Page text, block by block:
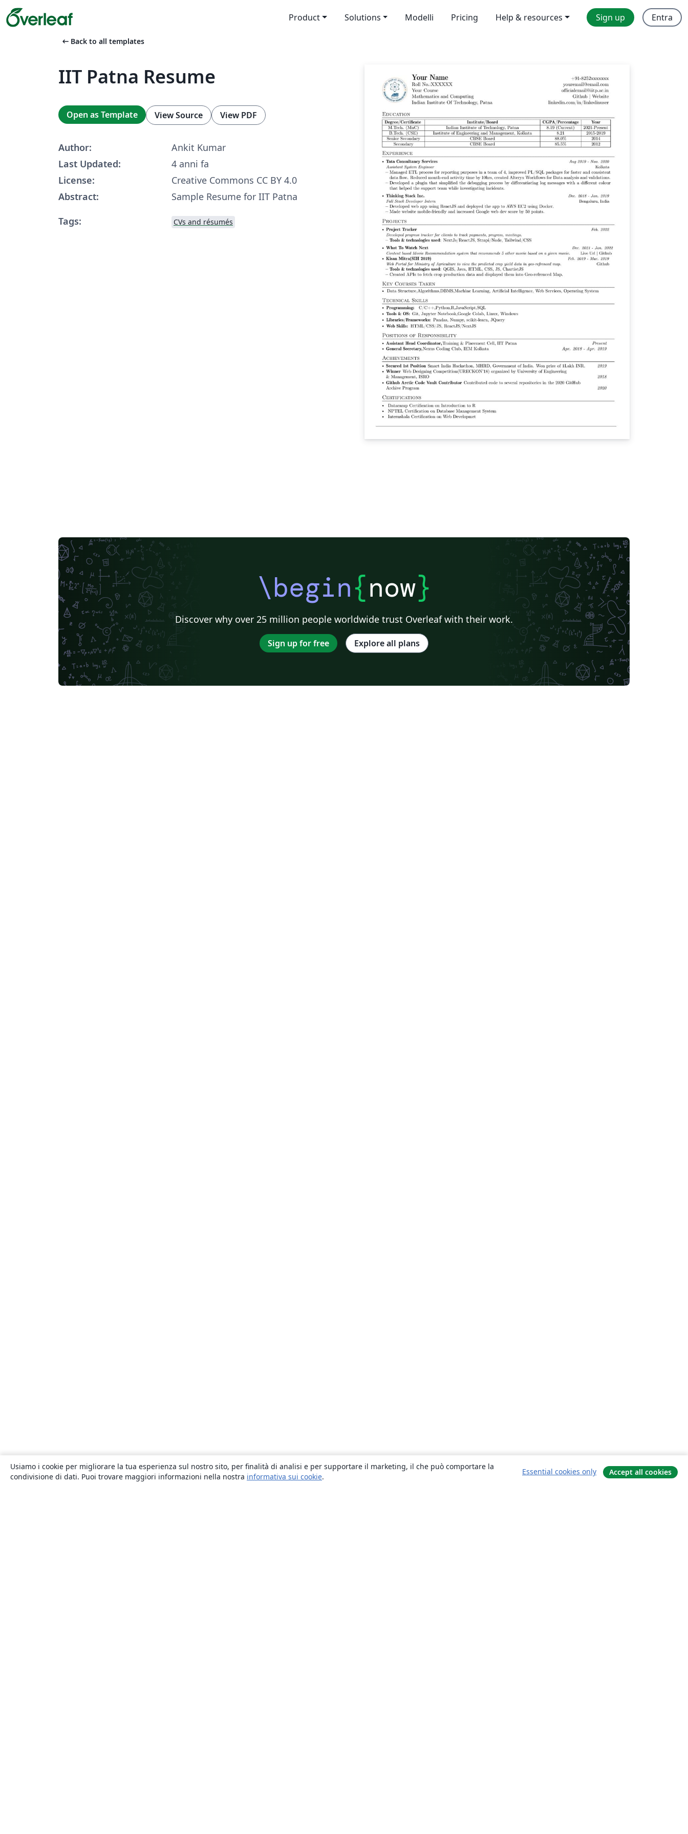
Product Solutions Modelli Pricing Help & resources Sign up Entra
arrow_left_alt Back to all templates
IIT Patna Resume
Open as Template View Source View PDF
Author:
Ankit Kumar
Last Updated:
4 anni fa
License:
Creative Commons CC BY 4.0
Abstract:
Sample Resume for IIT Patna
Tags:
CVs and résumés
\begin{now}
Discover why over 25 million people worldwide trust Overleaf with their work.
Sign up for free Explore all plans
Usiamo i cookie per migliorare la tua esperienza sul nostro sito, per finalità di analisi e per supportare il marketing, il che può comportare la
condivisione di dati. Puoi trovare maggiori informazioni nella nostra informativa sui cookie.
Essential cookies only Accept all cookies